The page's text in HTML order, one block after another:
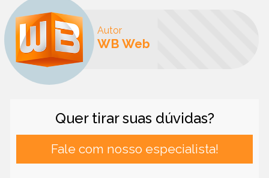
Autor
WB Web
Quer tirar suas dúvidas?
Fale com nosso especialista!